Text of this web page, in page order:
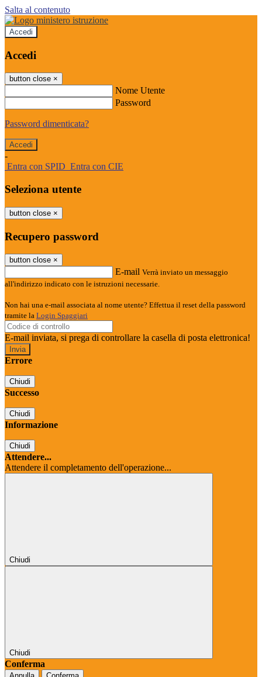
Salta al contenuto
Accedi
Accedi
button close ×
Nome Utente
Password
Password dimenticata?
-
Entra con SPID Entra con CIE
Seleziona utente
button close ×
Recupero password
button close ×
E-mail Verrà inviato un messaggio
all'indirizzo indicato con le istruzioni necessarie.
Non hai una e-mail associata al nome utente? Effettua il reset della password
tramite la Login Spaggiari
E-mail inviata, si prega di controllare la casella di posta elettronica!
Errore
Chiudi
Successo
Chiudi
Informazione
Chiudi
Attendere...
Attendere il completamento dell'operazione...
Chiudi
Chiudi
Conferma